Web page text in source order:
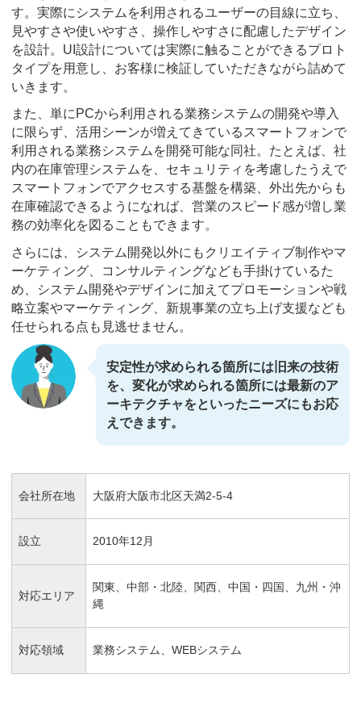
す。実際にシステムを利用されるユーザーの目線に立ち、
見やすさや使いやすさ、操作しやすさに配慮したデザイン
を設計。UI設計については実際に触ることができるプロト
タイプを用意し、お客様に検証していただきながら詰めて
いきます。
また、単にPCから利用される業務システムの開発や導入
に限らず、活用シーンが増えてきているスマートフォンで
利用される業務システムを開発可能な同社。たとえば、社
内の在庫管理システムを、セキュリティを考慮したうえで
スマートフォンでアクセスする基盤を構築、外出先からも
在庫確認できるようになれば、営業のスピード感が増し業
務の効率化を図ることもできます。
さらには、システム開発以外にもクリエイティブ制作やマ
ーケティング、コンサルティングなども手掛けているた
め、システム開発やデザインに加えてプロモーションや戦
略立案やマーケティング、新規事業の立ち上げ支援なども
任せられる点も見逃せません。
安定性が求められる箇所には旧来の技術
を、変化が求められる箇所には最新のア
ーキテクチャをといったニーズにもお応
えできます。
会社所在地 大阪府大阪市北区天満2-5-4
設立 2010年12月
対応エリア
関東、中部・北陸、関西、中国・四国、九州・沖
縄
対応領域 業務システム、WEBシステム